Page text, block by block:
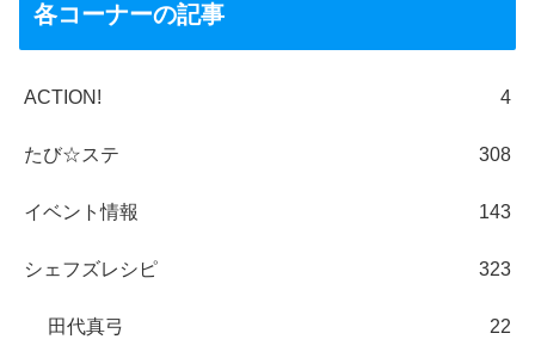
各コーナーの記事
ACTION! 4
たび☆ステ 308
イベント情報 143
シェフズレシピ 323
田代真弓 22